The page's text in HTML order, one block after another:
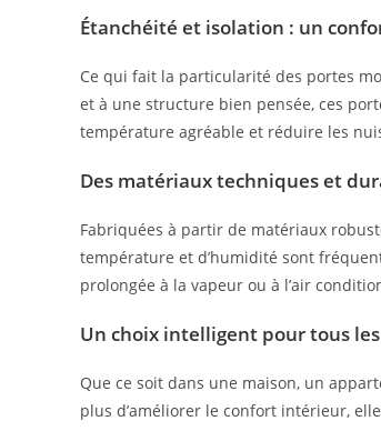
Étanchéité et isolation : un
Ce qui fait la particularité des portes
et à une structure bien pensée, ces
température agréable et réduire les
Des matériaux techniques et
Fabriquées à partir de matériaux
température et d’humidité sont
prolongée à la vapeur ou à l’air
Un choix intelligent pour tous les
Que ce soit dans une maison, un
plus d’améliorer le confort intérieur,